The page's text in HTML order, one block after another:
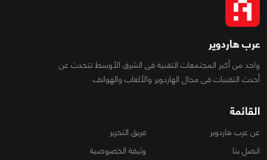
عرب هاردوير
واحد من أكبر المجتمعات التقنية فى الشرق الأوسط تتحدث عن
أحدث التقنيات فى مجال الهاردوير والألعاب والهواتف
القائمة
عن عرب هاردوير
فريق التحرير
اتصل بنا
وثيقة الخصوصية